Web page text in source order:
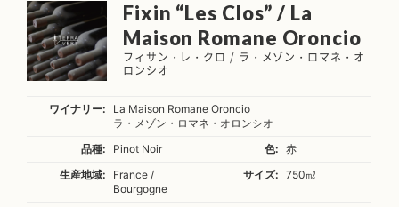
Fixin “Les Clos” / La
Maison Romane Oroncio
フィサン・レ・クロ / ラ・メゾン・ロマネ・オ
ロンシオ
ワイナリー:
La Maison Romane Oroncio
ラ・メゾン・ロマネ・オロンシオ
品種:
Pinot Noir 色:
赤
生産地域:
France /
Bourgogne
サイズ: 750㎖